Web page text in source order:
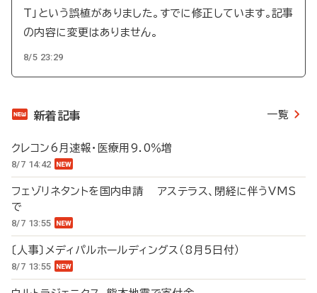
T」という誤植がありました。すでに修正しています。記事
の内容に変更はありません。
8/5 23:29
新着記事 一覧
クレコン6月速報・医療用9.0％増
8/7 14:42
フェゾリネタントを国内申請 アステラス、閉経に伴うVMS
で
8/7 13:55
〔人事〕メディパルホールディングス（8月5日付）
8/7 13:55